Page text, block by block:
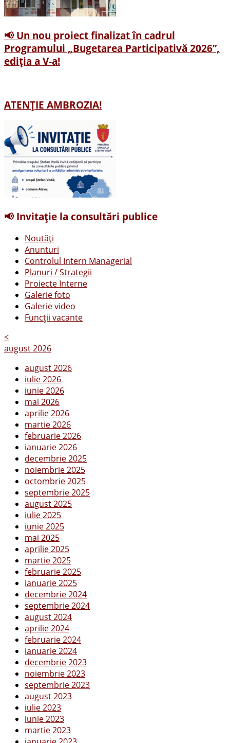
📢 Un nou proiect finalizat în cadrul
Programului „Bugetarea Participativă 2026”,
ediția a V-a!
ATENȚIE AMBROZIA!
📢 Invitație la consultări publice
Noutăți
Anunturi
Controlul Intern Managerial
Planuri / Strategii
Proiecte Interne
Galerie foto
Galerie video
Funcții vacante
<
august 2026
august 2026
iulie 2026
iunie 2026
mai 2026
aprilie 2026
martie 2026
februarie 2026
ianuarie 2026
decembrie 2025
noiembrie 2025
octombrie 2025
septembrie 2025
august 2025
iulie 2025
iunie 2025
mai 2025
aprilie 2025
martie 2025
februarie 2025
ianuarie 2025
decembrie 2024
septembrie 2024
august 2024
aprilie 2024
februarie 2024
ianuarie 2024
decembrie 2023
noiembrie 2023
septembrie 2023
august 2023
iulie 2023
iunie 2023
martie 2023